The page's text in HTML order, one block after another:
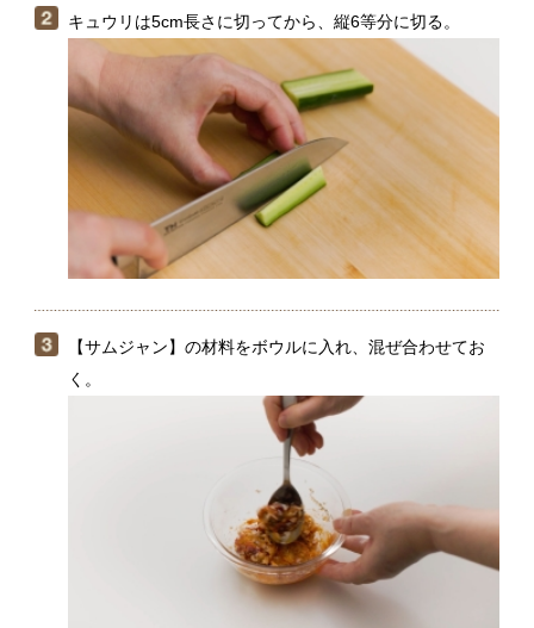
【サムジャン】の材料をボウルに入れ、混ぜ合わせてお
（１）の豚肉、サンチュ、大葉、（２）のキュウリ、
（３）のサムジャンを器に盛り合わせ、別の器にキムチ
を盛って添える。サンチュに大葉、キュウリ、キムチ、
豚肉をのせてサムジャンを塗り、包んで食べる。